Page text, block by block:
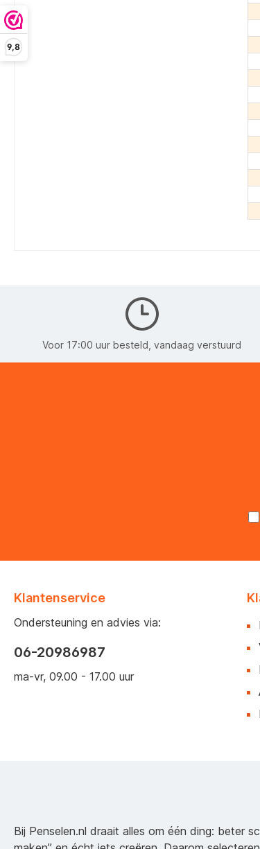
9,8
Voor 17:00 uur besteld, vandaag verstuurd
Klantenservice
Ondersteuning en advies via:
06-20986987
ma-vr, 09.00 - 17.00 uur
Bij Penselen.nl draait alles om één ding: beter